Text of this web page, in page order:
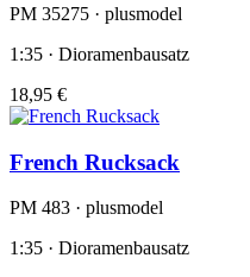
PM 35275 · plusmodel
1:35 · Dioramenbausatz
18,95 €
French Rucksack
PM 483 · plusmodel
1:35 · Dioramenbausatz